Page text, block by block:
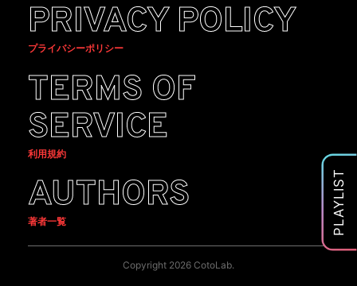
PLAYLIST
PRIVACY POLICY
プライバシーポリシー
TERMS OF
SERVICE
利用規約
AUTHORS
著者一覧
Copyright 2026 CotoLab.